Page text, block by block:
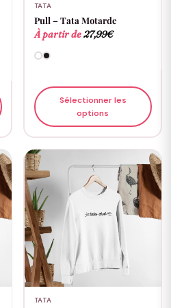
TATA
Pull – Tata Motarde
À partir de27,99€
Sélectionner les
options
TATA